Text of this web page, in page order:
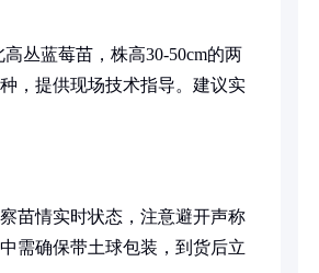
丛蓝莓苗，株高30-50cm的两
，提供现场技术指导。建议实
苗情实时状态，注意避开声称
需确保带土球包装，到货后立